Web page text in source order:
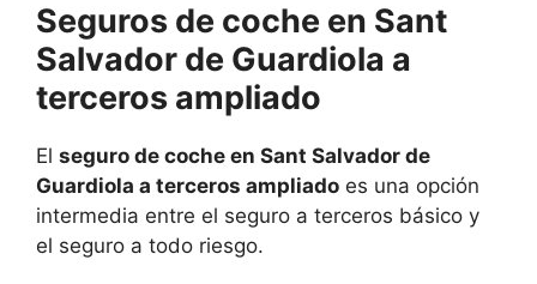
Seguros de coche en Sant
Salvador de Guardiola a
terceros ampliado
El seguro de coche en Sant Salvador de
Guardiola a terceros ampliado es una opción
intermedia entre el seguro a terceros básico y
el seguro a todo riesgo.